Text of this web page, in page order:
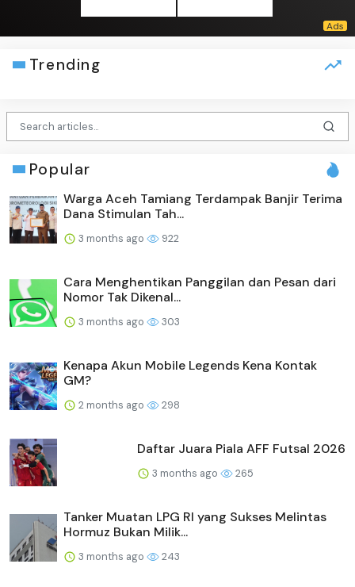
Trending
Popular
Warga Aceh Tamiang Terdampak Banjir Terima
Dana Stimulan Tah...
3 months ago 922
Cara Menghentikan Panggilan dan Pesan dari
Nomor Tak Dikenal...
3 months ago 303
Kenapa Akun Mobile Legends Kena Kontak
GM?
2 months ago 298
Daftar Juara Piala AFF Futsal 2026
3 months ago 265
Tanker Muatan LPG RI yang Sukses Melintas
Hormuz Bukan Milik...
3 months ago 243